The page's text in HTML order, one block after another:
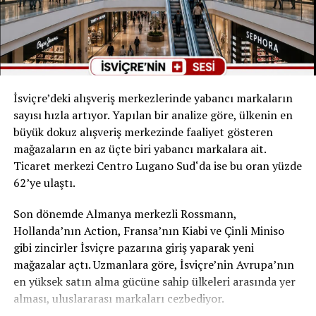
altyapıya sahip olduğunu belirtti. Dağlıoğlu, „İsviçre’nin
2021’deki 5 milyar dolarlık yatırım stoğu ve İsviçre
Ticaret Odası’nın desteğiyle ülkemizdeki değerli İsviçreli
iş insanlarıyla mevcut yatırımları ve gelecek projeleri
yatırımcı ve iş insanına teşekkürlerimi sunarım.“
şeklinde konuştu.
İki ülke arasındaki ticaret hacmi 2021’de 4,6 milyar
dolara ulaşırken, bu rakamın 2022’de 5 milyar doları
geçmesi öngörülüyor. İsviçre’nin Türkiye’ye ihraç ettiği
makineler (yüzde 12) ve saatler (yüzde 11) yer alıyor.
Türkiye ise İsviçre’ye tekstil (yüzde 40), değerli metaller
(yüzde 9), taşıtlar (yüzde 9) ve tarım ürünleri (yüzde 8)
ihraç ediyor. Türkiye’nin İsviçre için önemli bir turizm
destinasyonu olması beklenirken, 2019’da 200 binden
fazla İsviçreli turist Türkiye’yi ziyaret etti ve bu rakamın
İsviçre’deki alışveriş merkezlerinde yabancı markaların
sayısı hızla artıyor. Yapılan bir analize göre, ülkenin en
büyük dokuz alışveriş merkezinde faaliyet gösteren
mağazaların en az üçte biri yabancı markalara ait.
Ticaret merkezi Centro Lugano Sud‘da ise bu oran yüzde
62’ye ulaştı.
Son dönemde Almanya merkezli Rossmann,
Hollanda’nın Action, Fransa’nın Kiabi ve Çinli Miniso
gibi zincirler İsviçre pazarına giriş yaparak yeni
mağazalar açtı. Uzmanlara göre, İsviçre’nin Avrupa’nın
en yüksek satın alma gücüne sahip ülkeleri arasında yer
alması, uluslararası markaları cezbediyor.